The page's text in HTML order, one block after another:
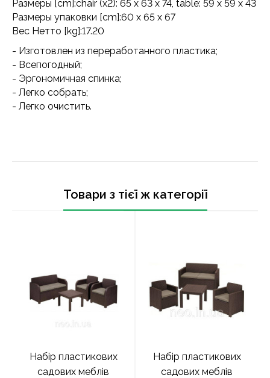
Размеры [cm]:chair (x2): 65 x 63 x 74, table: 59 x 59 x 43
Размеры упаковки [cm]:60 x 65 x 67
Вес Нетто [kg]:17.20
- Изготовлен из переработанного пластика;
- Всепогодный;
- Эргономичная спинка;
- Легко собрать;
- Легко очистить.
Товари з тієї ж категорії
Набір пластикових
садових меблів
Набір пластикових
садових меблів